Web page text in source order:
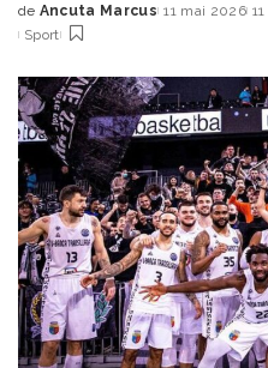
Posted
by
de Ancuta Marcus 11 mai 2026
Sport